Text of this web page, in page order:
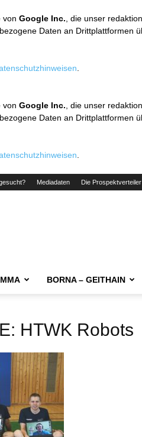
von Google Inc. , die unser
Daten an Drittplattformen
von Google Inc. , die unser
Daten an Drittplattformen
Mediadaten Die Prospektverteiler
BORNA – GEITHAIN
HTWK Robots